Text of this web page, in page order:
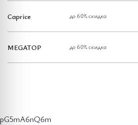
Caprice до 60% скидка
MEGATOP до 60% скидка
pG5mA6nQ6m